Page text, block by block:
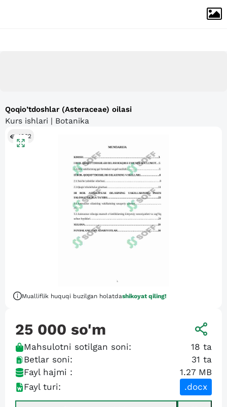
Qoqio’tdoshlar (Asteraceae) oilasi
Kurs ishlari | Botanika
1362
Mualliflik huquqi buzilgan holatdashikoyat qiling!
25 000 so'm
Mahsulotni sotilgan soni: 18 ta
Betlar soni:
31 ta
Fayl hajmi :
1.27 MB
Fayl turi:
.docx